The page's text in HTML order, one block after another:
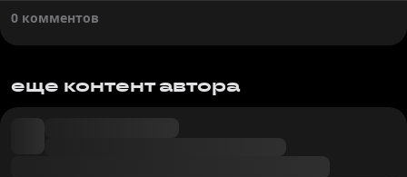
0 комментов
еще контент автора